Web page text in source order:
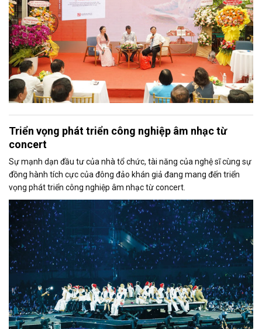
Triển vọng phát triển công nghiệp âm nhạc từ
concert
Sự mạnh dạn đầu tư của nhà tổ chức, tài năng của nghệ sĩ cùng sự
đồng hành tích cực của đông đảo khán giả đang mang đến triển
vọng phát triển công nghiệp âm nhạc từ concert.